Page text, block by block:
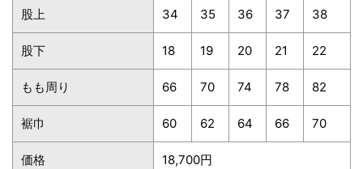
股上 34 35 36 37 38
股下 18 19 20 21 22
もも周り 66 70 74 78 82
裾巾 60 62 64 66 70
価格 18,700円